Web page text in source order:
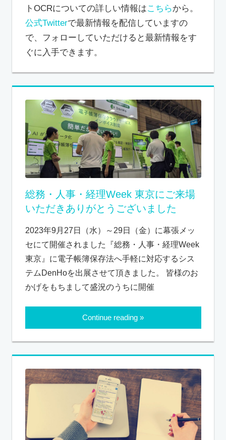
トOCRについての詳しい情報はこちらから。
公式Twitterで最新情報を配信していますの
で、フォローしていただけると最新情報をす
ぐに入手できます。
総務・人事・経理Week 東京にご来場
いただきありがとうございました
2023年9月27日（水）～29日（金）に幕張メッ
セにて開催されました『総務・人事・経理Week
東京』に電子帳簿保存法へ手軽に対応するシス
テムDenHoを出展させて頂きました。 皆様のお
かげをもちまして盛況のうちに開催
Continue reading